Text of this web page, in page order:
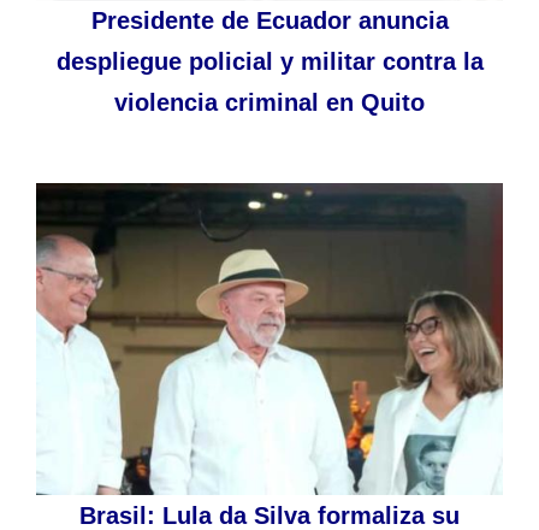
Presidente de Ecuador anuncia
despliegue policial y militar contra la
violencia criminal en Quito
Brasil: Lula da Silva formaliza su